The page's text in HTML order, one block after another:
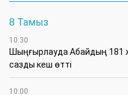
8 Тамыз
10:30
Шыңғырлауда Абайдың 181
сазды кеш өтті
10:00